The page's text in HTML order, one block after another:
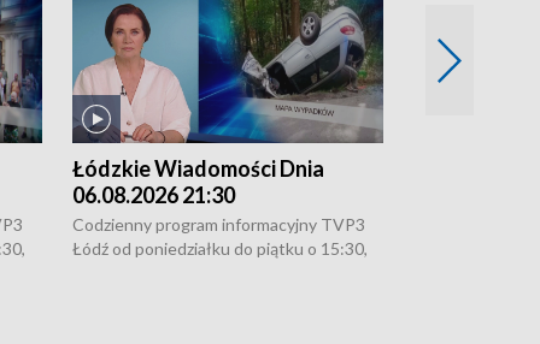
Łódzkie Wiadomości Dnia
06.08.2026 21:30
Codzienny program informacyjny TVP3
Łódź od poniedziałku do piątku o 15:30,